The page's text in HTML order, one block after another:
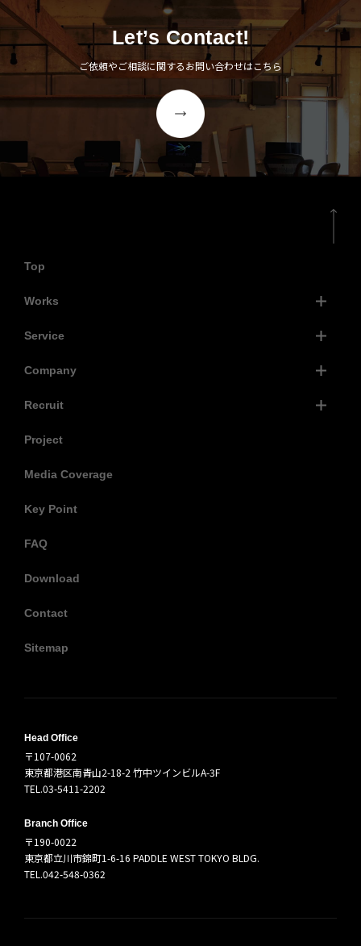
Let’s Contact!
ご依頼やご相談に関するお問い合わせはこちら
Top
Works
Service
Company
Recruit
Project
Media Coverage
Key Point
FAQ
Download
Contact
Sitemap
Head Office
〒107-0062
東京都港区南青山2-18-2 竹中ツインビルA-3F
TEL.03-5411-2202
Branch Office
〒190-0022
東京都立川市錦町1-6-16 PADDLE WEST TOKYO BLDG.
TEL.042-548-0362